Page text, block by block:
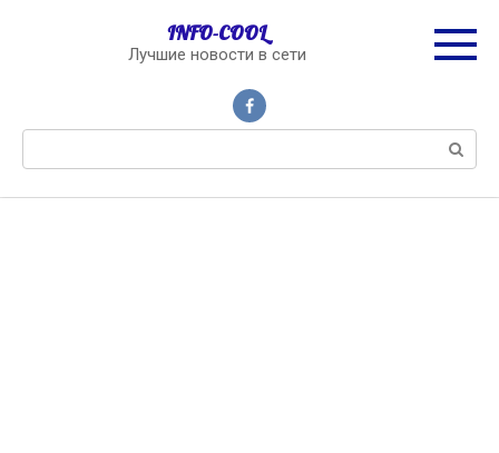
INFO-COOL
Лучшие новости в сети